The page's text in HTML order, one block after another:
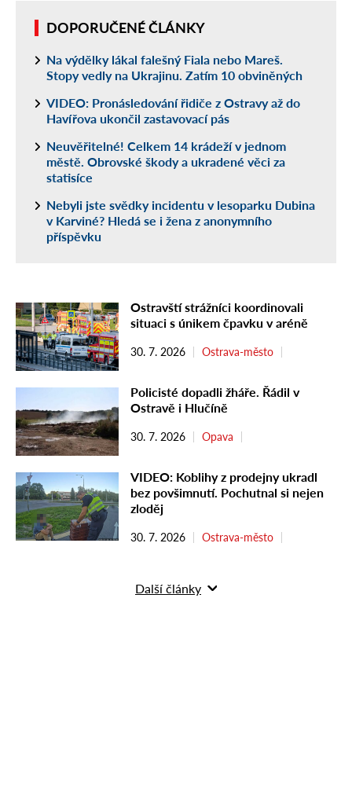
DOPORUČENÉ ČLÁNKY
Na výdělky lákal falešný Fiala nebo Mareš.
Stopy vedly na Ukrajinu. Zatím 10 obviněných
VIDEO: Pronásledování řidiče z Ostravy až do
Havířova ukončil zastavovací pás
Neuvěřitelné! Celkem 14 krádeží v jednom
městě. Obrovské škody a ukradené věci za
statisíce
Nebyli jste svědky incidentu v lesoparku Dubina
v Karviné? Hledá se i žena z anonymního
příspěvku
Ostravští strážníci koordinovali
situaci s únikem čpavku v aréně
30. 7. 2026 Ostrava-město
Policisté dopadli žháře. Řádil v
Ostravě i Hlučíně
30. 7. 2026 Opava
VIDEO: Koblihy z prodejny ukradl
bez povšimnutí. Pochutnal si nejen
zloděj
30. 7. 2026 Ostrava-město
Další články